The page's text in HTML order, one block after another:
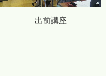
出前講座